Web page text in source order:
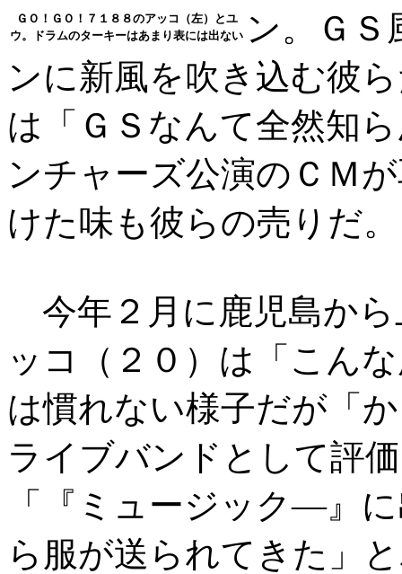
ＧＯ！ＧＯ！７１８８のアッコ（左）とユ
ウ。ドラムのターキーはあまり表には出ない ン。ＧＳ
ンに新風を吹き込む彼
は「ＧＳなんて全然知
ンチャーズ公演のＣＭ
けた味も彼らの売りだ。
今年２月に鹿児島か
ッコ（２０）は「こん
は慣れない様子だが「
ライブバンドとして評
「『ミュージック―』
ら服が送られてきた」